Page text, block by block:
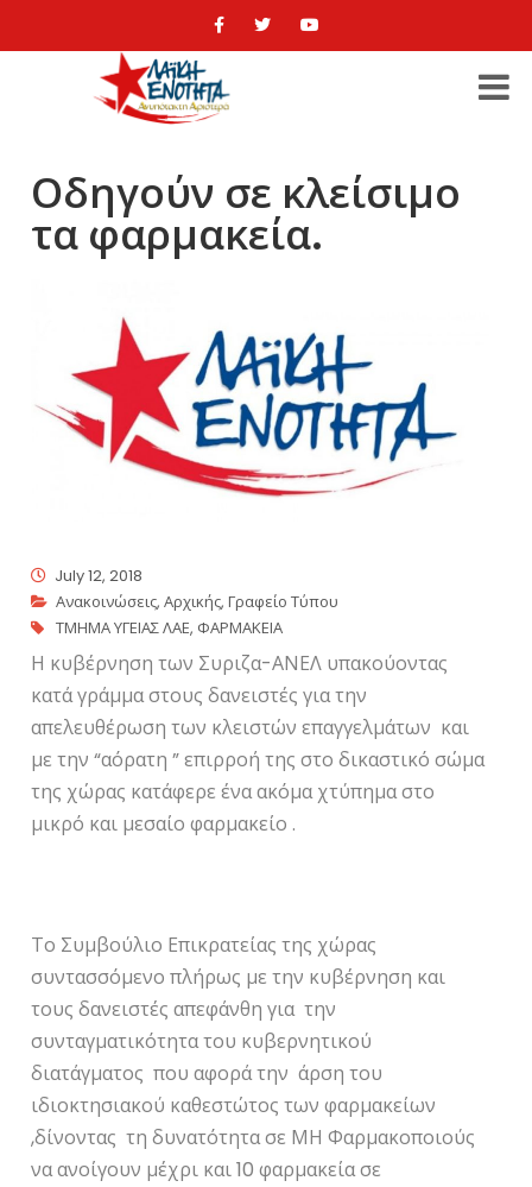
Οδηγούν σε κλείσιμο
τα φαρμακεία.
July 12, 2018
Ανακοινώσεις,Αρχικής,Γραφείο Τύπου
ΤΜΗΜΑ ΥΓΕΙΑΣ ΛΑΕ, ΦΑΡΜΑΚΕΙΑ
Η κυβέρνηση των Συριζα-ΑΝΕΛ υπακούοντας
κατά γράμμα στους δανειστές για την
απελευθέρωση των κλειστών επαγγελμάτων και
με την “αόρατη ” επιρροή της στο δικαστικό σώμα
της χώρας κατάφερε ένα ακόμα χτύπημα στο
μικρό και μεσαίο φαρμακείο .
Το Συμβούλιο Επικρατείας της χώρας
συντασσόμενο πλήρως με την κυβέρνηση και
τους δανειστές απεφάνθη για την
συνταγματικότητα του κυβερνητικού
διατάγματος που αφορά την άρση του
ιδιοκτησιακού καθεστώτος των φαρμακείων
,δίνοντας τη δυνατότητα σε ΜΗ Φαρμακοποιούς
να ανοίγουν μέχρι και 10 φαρμακεία σε